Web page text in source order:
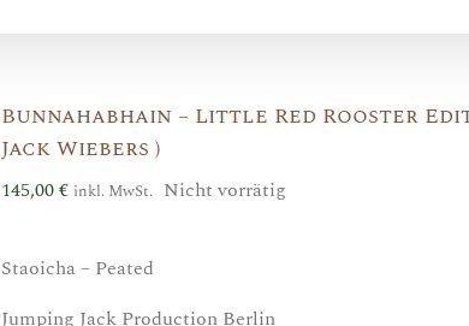
Bunnahabhain – Little Red Rooster
Jack Wiebers )
145,00€ inkl. MwSt. Nicht vorrätig
Staoicha – Peated
Jumping Jack Production Berlin